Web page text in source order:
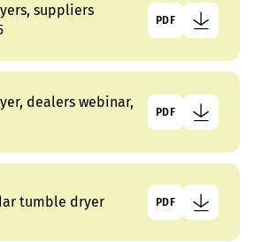
suppliers
PDF
dealers webinar,
PDF
tumble dryer PDF